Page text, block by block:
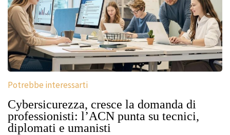
Potrebbe interessarti
Cybersicurezza, cresce la domanda di
professionisti: l’ACN punta su tecnici,
diplomati e umanisti